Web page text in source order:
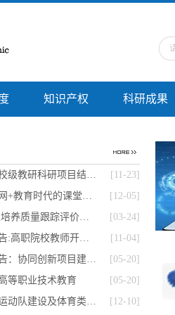
知识产权 科研成果
[11-23]
关于2020年到期校级教研科研项目结题验…
[12-05]
技术讲座：互联网+教育时代的课堂教学…
[03-24]
学术讲座:毕业生培养质量跟踪评价报告…
[11-04]
学术讲座信息公告:高职院校教师开展科…
[05-20]
学术讲座信息公告：协同创新项目建设经…
[05-20]
等职业技术教育
[12-10]
学术讲座：学校运动队建设及体育类职称…